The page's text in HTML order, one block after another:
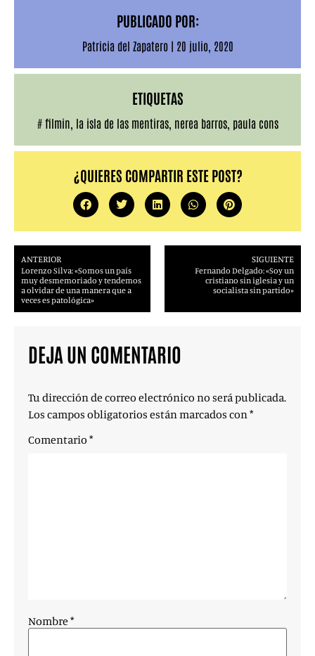
PUBLICADO POR:
Patricia del Zapatero | 20 julio, 2020
ETIQUETAS
# filmin la isla de las mentiras, nerea barros, paula cons
¿QUIERES COMPARTIR ESTE POST?
ANTERIOR
Lorenzo Silva: «Somos un país
muy desmemoriado y tendemos
a olvidar de una manera que a
veces es patológica»
SIGUIENTE
Fernando Delgado: «Soy un
cristiano sin iglesia y un
socialista sin partido»
DEJA UN COMENTARIO
Tu dirección de correo electrónico no será publicada.
Los campos obligatorios están marcados con*
Comentario *
Nombre *